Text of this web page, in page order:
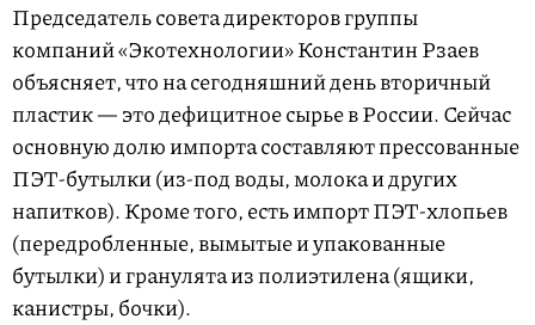
Председатель совета директоров группы
компаний «Экотехнологии» Константин Рзаев
объясняет, что на сегодняшний день вторичный
пластик — это дефицитное сырье в России. Сейчас
основную долю импорта составляют прессованные
ПЭТ-бутылки (из-под воды, молока и других
напитков). Кроме того, есть импорт ПЭТ-хлопьев
(передробленные, вымытые и упакованные
бутылки) и гранулята из полиэтилена (ящики,
канистры, бочки).